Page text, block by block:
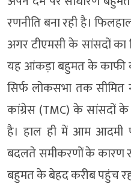
रणनीति बना रही है।
अगर टीएमसी के सांसदों का
यह आंकड़ा बहुमत के काफी
सिर्फ लोकसभा तक सीमित
कांग्रेस (TMC) के सांसदों के
है। हाल ही में आम आदमी
बदलते समीकरणों के कारण
बहुमत के बेहद करीब पहुंच